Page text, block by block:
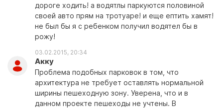
дороге ходить! а водятлы паркуются половиной
своей авто прям на тротуаре! и еще ептить хамят!
не был бы я с ребенком получил водятел бы в
рожу!
03.02.2015, 20:34
Акку
Проблема подобных парковок в том, что
архитектура не требует оставлять нормальной
ширины пешеходную зону. Уверена, что и в
данном проекте пешеходы не учтены. В